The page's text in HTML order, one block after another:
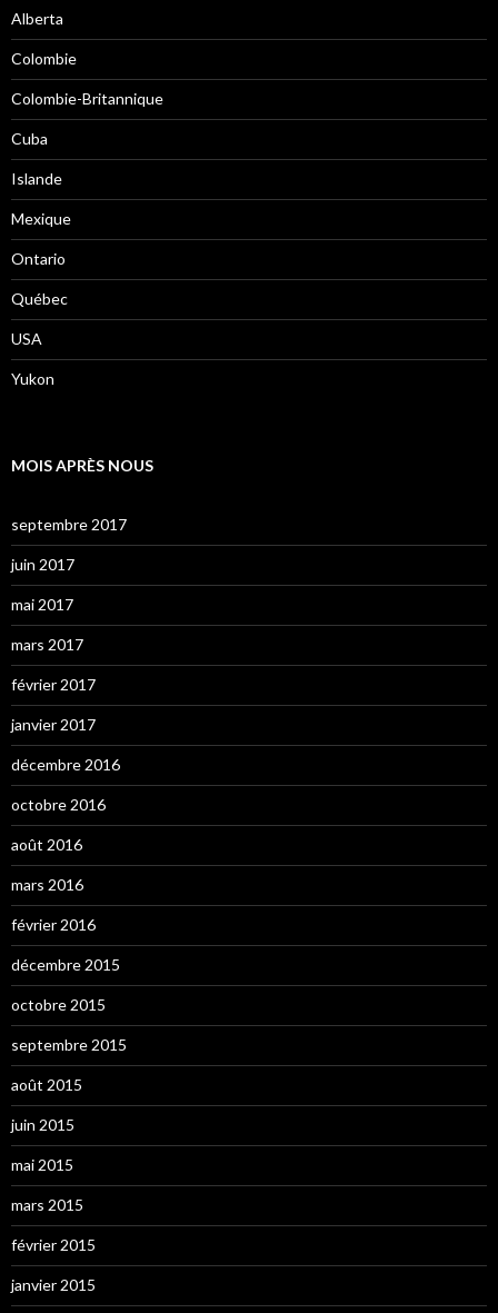
Alberta
Colombie
Colombie-Britannique
Cuba
Islande
Mexique
Ontario
Québec
USA
Yukon
MOIS APRÈS NOUS
septembre 2017
juin 2017
mai 2017
mars 2017
février 2017
janvier 2017
décembre 2016
octobre 2016
août 2016
mars 2016
février 2016
décembre 2015
octobre 2015
septembre 2015
août 2015
juin 2015
mai 2015
mars 2015
février 2015
janvier 2015